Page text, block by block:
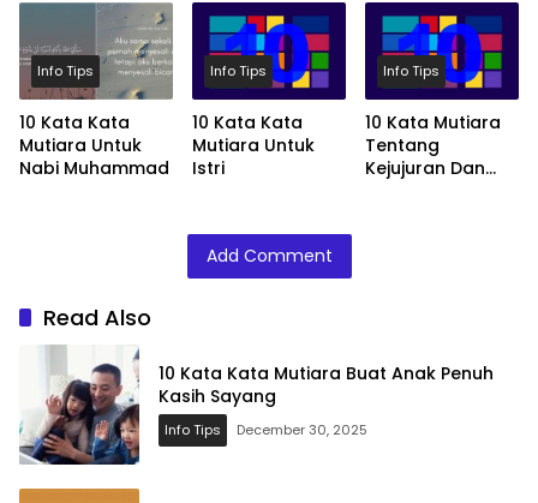
Info Tips
10 Kata Kata
Mutiara Untuk
Nabi Muhammad
Info Tips
10 Kata Kata
Mutiara Untuk
Istri
Info Tips
10 Kata Mutiara
Tentang
Kejujuran Dan
Add Comment
Read Also
10 Kata Kata Mutiara Buat Anak Penuh
Kasih Sayang
Info Tips December 30, 2025